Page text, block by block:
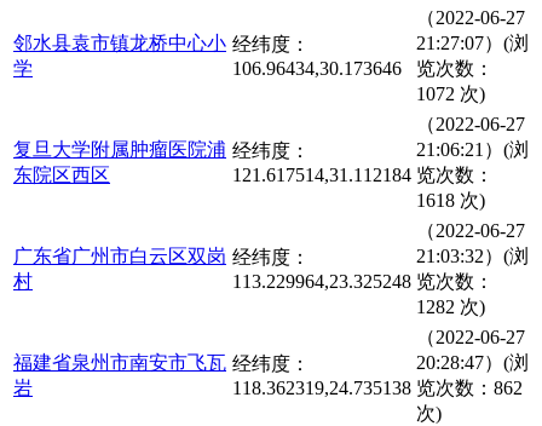
邻水县袁市镇龙桥中心小
学
经纬度：
106.96434,30.173646
（2022-06-27
21:27:07）(浏
览次数：
1072 次)
复旦大学附属肿瘤医院浦
东院区西区
经纬度：
121.617514,31.112184
（2022-06-27
21:06:21）(浏
览次数：
1618 次)
广东省广州市白云区双岗
村
经纬度：
113.229964,23.325248
（2022-06-27
21:03:32）(浏
览次数：
1282 次)
福建省泉州市南安市飞瓦
岩
经纬度：
118.362319,24.735138
（2022-06-27
20:28:47）(浏
览次数：862
次)